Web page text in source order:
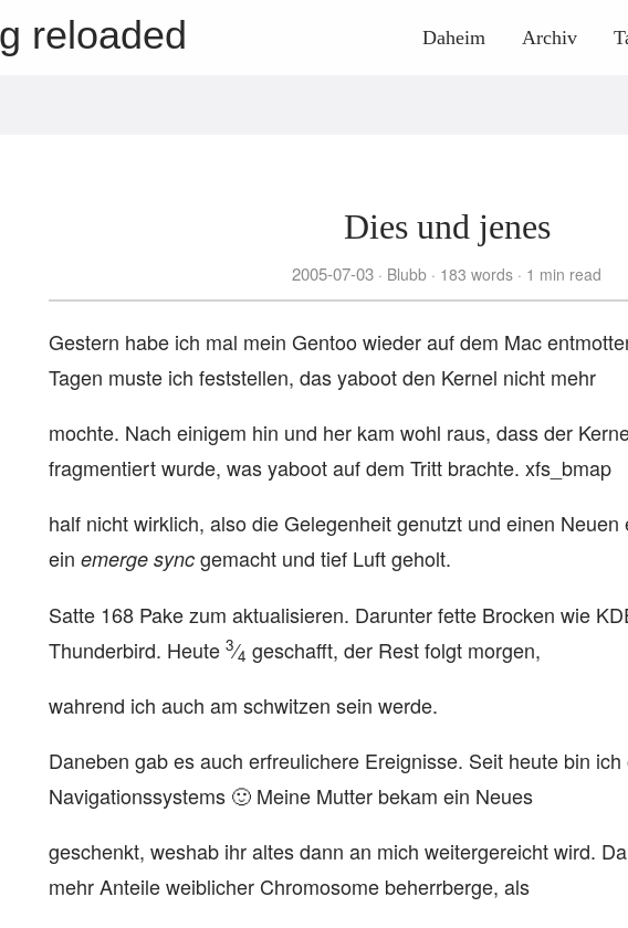
reloaded Daheim Archiv
Dies und jenes
2005-07-03 Blubb 183 words 1 min read
Gestern habe ich mal mein Gentoo wieder auf dem Mac
Tagen muste ich feststellen, das yaboot den Kernel nicht mehr
mochte. Nach einigem hin und her kam wohl raus, dass der
fragmentiert wurde, was yaboot auf dem Tritt brachte. xfs_bmap
half nicht wirklich, also die Gelegenheit genutzt und einen
ein emerge sync gemacht und tief Luft geholt.
Satte 168 Pake zum aktualisieren. Darunter fette Brocken wie
Thunderbird. Heute 3⁄4 geschafft, der Rest folgt morgen,
wahrend ich auch am schwitzen sein werde.
Daneben gab es auch erfreulichere Ereignisse. Seit heute bin
Navigationssystems 🙂 Meine Mutter bekam ein Neues
geschenkt, weshab ihr altes dann an mich weitergereicht wird.
mehr Anteile weiblicher Chromosome beherrberge, als